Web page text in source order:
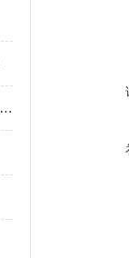
对于气溶胶发生器的维护可以这样进行